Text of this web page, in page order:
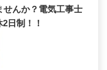
せんか？電気工事士
日制！！